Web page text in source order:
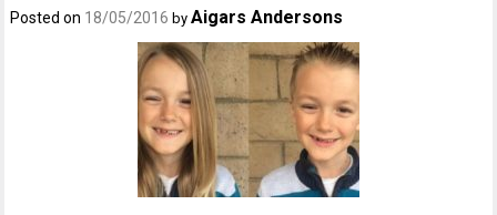
Posted on 18/05/2016 byAigars Andersons